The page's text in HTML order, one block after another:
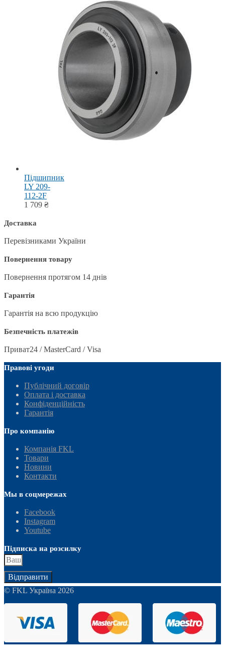
Підшипник
LY 209-
112-2F
1 709 ₴
Доставка
Перевізниками України
Повернення товару
Повернення протягом 14 днів
Гарантія
Гарантія на всю продукцію
Безпечність платежів
Приват24 / MasterCard / Visa
Правові угоди
Публічний договір
Оплата і доставка
Конфіденційність
Гарантія
Про компанію
Компанія FKL
Товари
Новини
Контакти
Мы в соцмережах
Facebook
Instagram
Youtube
Підписка на розсилку
Відправити
© FKL Україна 2026